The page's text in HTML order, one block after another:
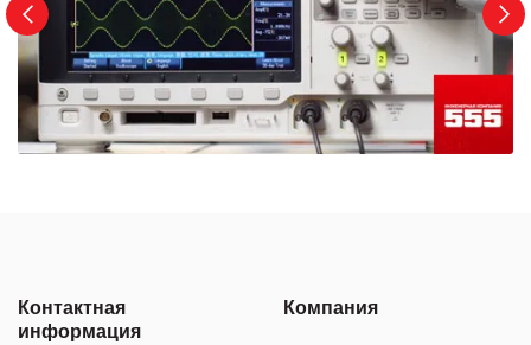
Контактная
информация
Компания